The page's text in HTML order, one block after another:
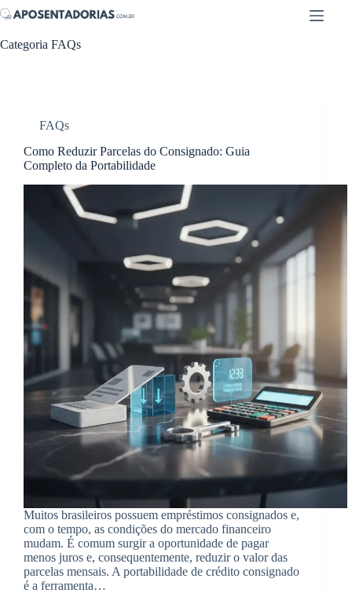
Pular
para
conteúdo
Categoria FAQs
FAQs
Como Reduzir Parcelas do Consignado: Guia
Completo da Portabilidade
Muitos brasileiros possuem empréstimos consignados e,
com o tempo, as condições do mercado financeiro
mudam. É comum surgir a oportunidade de pagar
menos juros e, consequentemente, reduzir o valor das
parcelas mensais. A portabilidade de crédito consignado
é a ferramenta…